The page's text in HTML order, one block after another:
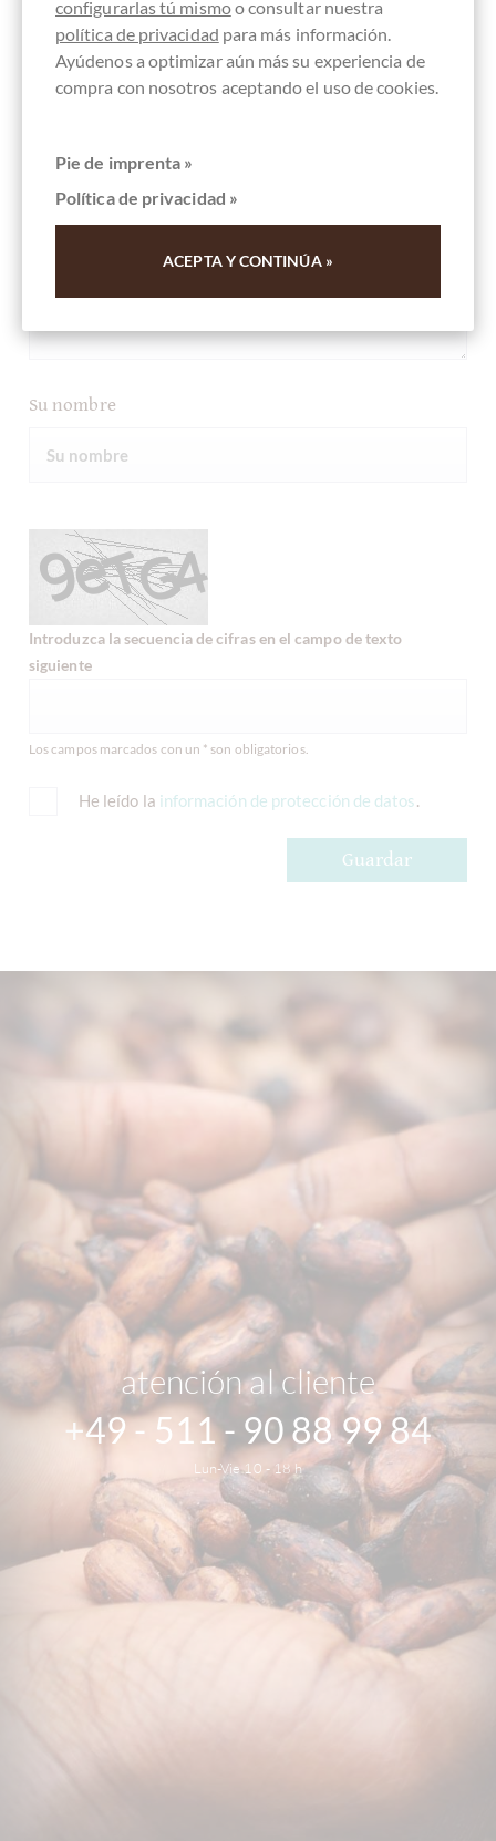
Su nombre
Introduzca la secuencia de cifras en el campo de texto
siguiente
Los campos marcados con un * son obligatorios.
He leído la información de protección de datos.
Guardar
atención al cliente
+49 - 511 - 90 88 99 84
Lun-Vie 10 - 18 h
configurarlas tú mismoo consultar nuestra
política de privacidad para más información.
Ayúdenos a optimizar aún más su experiencia de
compra con nosotros aceptando el uso de cookies.
Pie de imprenta »
Política de privacidad »
ACEPTA Y CONTINÚA »